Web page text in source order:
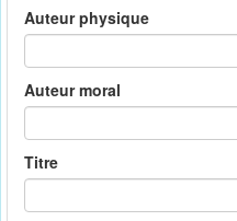
Auteur physique
Auteur moral
Titre